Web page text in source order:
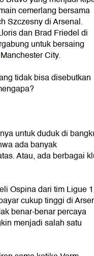
cemerlang bersama
Szczesny di Arsenal.
dan Brad Friedel di
untuk bersaing
Manchester City.
tidak bisa disebutkan
untuk duduk di
ada banyak
Atau, ada berbagai
Ospina dari tim Ligue
cukup tinggi di
benar-benar percaya
menjadi salah satu